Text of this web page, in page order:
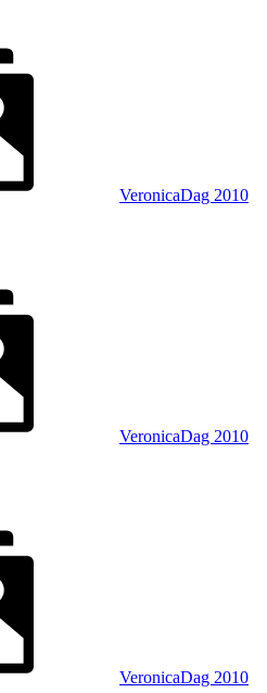
VeronicaDag 2010
VeronicaDag 2010
VeronicaDag 2010